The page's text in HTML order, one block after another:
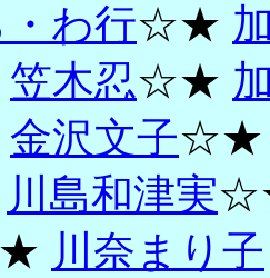
わ行☆★
笠木忍☆★
金沢文子
川島和津実
川奈まり子